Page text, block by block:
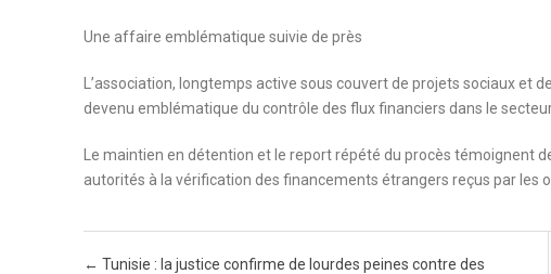
Une affaire emblématique suivie de près
L’association, longtemps active sous couvert de projets sociaux et
devenu emblématique du contrôle des flux financiers dans le
Le maintien en détention et le report répété du procès témoignent
autorités à la vérification des financements étrangers reçus par les
Post navigation
← Tunisie : la justice confirme de lourdes peines contre des